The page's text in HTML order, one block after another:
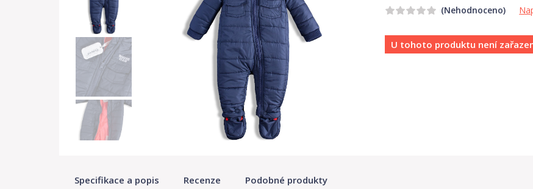
(Nehodnoceno)
U tohoto produktu není
Specifikace a popis Recenze Podobné produkty